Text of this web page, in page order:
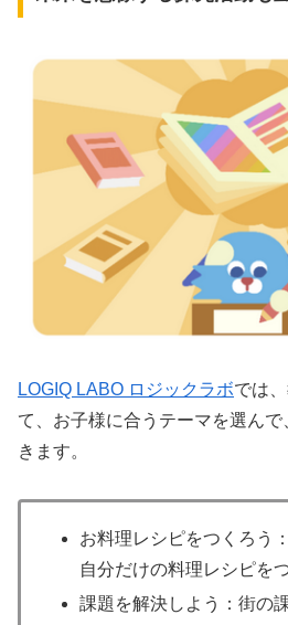
LOGIQ LABO ロジックラボでは
て、お子様に合うテーマを選ん
きます。
お料理レシピをつくろう
自分だけの料理レシピを
課題を解決しよう：街の